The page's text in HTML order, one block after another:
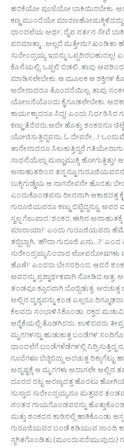
ಹರಕೆಯೋ ಪೂಜೆಯೋ ಬಾಕಿಯಿರಬೇಕು.
ಕಣ್ಣ ಮುಂದೆಯೇ
ಧಾಂದಲೆಯ ಅರ್ಥ, ದೈವ ನರ್ತನ ಸೇವೆ
ಪರಮಾತ್ಮಾ…ಅಲ್ಲದೆ ಮತ್ತೇನು?
ಸುರೇಂದ್ರಯ್ಯ ಇದನ್ನು ಒಪ್ಪದಿರಬಹುದಲ್ಲ!
ಕೊನೆಯಲ್ಲಿ, ಒಪ್ಪಲಿ ಬಿಡಲಿ, ತಾವು
ಮಾಡಿಸಲೇಬೇಕು. ಆ ಮೂಲಕ ಆ ಶಕ್ತಿಗಳ
ಅದೇನಾದರೂ ತೊಂದರೆಯಿಲ್ಲ. ತಾವು
ಯೋಜನೆಯೊಂದು ಕೈಗೂಡಲೇಬೇಕು.
ಕಾರ್ಯಕ್ಕಾದರೂ ಸಿದ್ಧ! ಎಂದು
ಕಣ್ಣು ತೆರೆದರು.ಅದೇ ಹೊತ್ತು ಶಂಕರನೂ
ಯೋಚಿಸುತ್ತಿದ್ದವನು, ಓ ದೇವರೇ…!
ತಾನೇನಾದರೂ ಸಿಲುಕುತ್ತಿದ್ದರೆ
ಸಾಧನೆಯೆಲ್ಲಾ ಮಣ್ಣುಮುಕ್ಕಿ ಹೋಗುತ್ತಿತ್ತು!
ಅನಾಹುತದಿಂದ ತನ್ನನ್ನೂ
ಬುಕ್ಕಿಗುಡ್ಡೆಯ ಆ ನಾಗದೇವನೇ ಹೊರತು
ಎಂದುಕೊಂಡವನು ದೀನನಾಗಿ ಆಕಾಶದತ್ತ
ಗುರೂಜಿಯವರೂ ಕಣ್ಣು ಬಿಟ್ಟಿದ್ದನ್ನೂ,
ಸ್ವಲ್ಪ ಗೆಲುವಾದ.‘ಶಂಕರ, ಈಗಿನ
ಮಾರಾಯಾ!’ ಎಂದು ಗುರೂಜಿಯವರು
ತಬ್ಬಿಬ್ಬಾಗಿ, ‘ಹೌದಾ ಗುರೂಜಿ ಏನು…?’
ಸುರೇಂದ್ರಯ್ಯನಿಂದಾದ ಲೋಪದೋಷಗಳು
ಹೊಣೆ!’ ಎಂದರು ಬೇಸರದಿಂದ. ಆದರೆ
ಅವರನ್ನು ಪ್ರಶ್ನಾರ್ಥಕವಾಗಿ ನೋಡಿದ.ಅತ್ತ,
ತಂಡವೂ ಕ್ರೂರವಾಗಿ ಬೊಬ್ಬಿಡುತ್ತ,
ಅಲ್ಲಿನ ದೃಶ್ಯವನ್ನು ಕಂಡ ಎಲ್ಲರೂ
ಕೆಲವರು ಸಂಭಾಳಿಸಿಕೊಂಡು, ರಕ್ತದ
ಆರೈಕೆಯಲ್ಲಿ ತೊಡಗಿದರು. ಉಳಿದವರು
ಮೃಗಗಳನ್ನು ಹುಡುಕುತ್ತ ಬಂಡೆಗಳ
ಧಾಂದಲೆಗೆ ಬಂಡೆಗಳೆಡೆಗಳಲ್ಲಿ ನಿದ್ರಿಸುತ್ತಿದ್ದ
ಗೂಬೆಗಳೂ ಬೆಚ್ಚಿಬಿದ್ದು ಅರಚುತ್ತ
ಅದೃಷ್ಟಕ್ಕೆ ಆ ಮೃಗಗಳು ಅದಾಗಲೇ ಅಲ್ಲಿನ
ದೂರದ ದಟ್ಟ ಅರಣ್ಯದತ್ತ ಹೊರಟು
ಸುಸ್ತಾದ ಸುರೇಂದ್ರಯ್ಯನೂ ಮತ್ತವರ
ನಂತರ ಗಾಯಗೊಂಡವರನ್ನು
ಮತ್ತು ಶಂಕರನ ಕಾರಿನಲ್ಲಿ ಹಾಕಿಕೊಂಡು
ಗುರೂಜಿಯವರ ಬಂಡೆ ಕಡಿಯುವ ನಾಂದಿ
ಸ್ಥಗಿತಗೊಂಡಿತು.(ಮುಂದುವರೆಯುವುದು)